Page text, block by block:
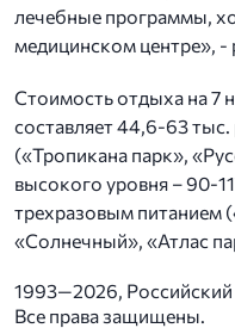
лечебные программы,
медицинском центре», -
Стоимость отдыха на 7
составляет 44,6-63 тыс.
(«Тропикана парк»,
высокого уровня – 90-
трехразовым питанием
«Солнечный», «Атлас
1993—2026, Российский
Все права защищены.